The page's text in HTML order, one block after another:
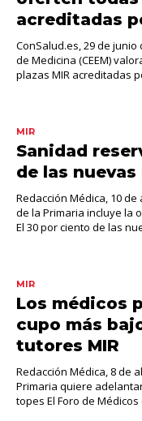
acreditadas
ConSalud.es, 29 de junio
de Medicina (CEEM)
plazas MIR acreditadas
MIR
Sanidad
de las nuevas
Redacción Médica, 10
de la Primaria incluye la
El 30 por ciento de las
MIR
Los médicos
cupo más
tutores MIR
Redacción Médica, 8 de
Primaria quiere
topes El Foro de